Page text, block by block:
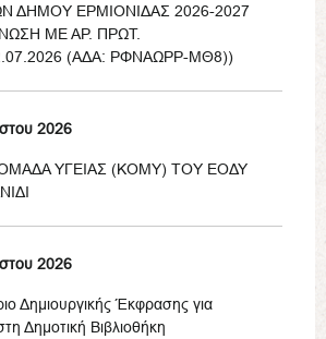
ΔΗΜΟΥ ΕΡΜΙΟΝΙΔΑΣ 2026-2027
ΜΕ ΑΡ. ΠΡΩΤ.
(ΑΔΑ: ΡΦΝΑΩΡΡ-ΜΘ8))
2026
ΥΓΕΙΑΣ (ΚΟΜΥ) ΤΟΥ ΕΟΔΥ
2026
Δημιουργικής Έκφρασης για
Δημοτική Βιβλιοθήκη